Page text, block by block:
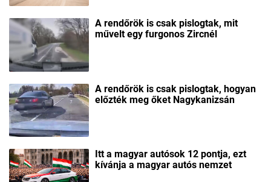
A rendőrök is csak pislogtak, mit
művelt egy furgonos Zircnél
A rendőrök is csak pislogtak, hogyan
előzték meg őket Nagykanizsán
Itt a magyar autósok 12 pontja, ezt
kívánja a magyar autós nemzet